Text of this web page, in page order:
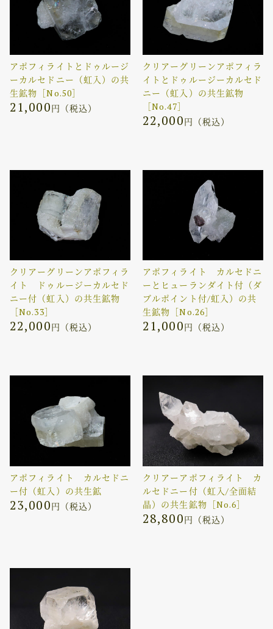
アポフィライトとドゥルージ
ーカルセドニー（虹入）の共
生鉱物［No.50］
21,000円（税込）
クリアーグリーンアポフィラ
イトとドゥルージーカルセド
ニー（虹入）の共生鉱物
［No.47］
22,000円（税込）
クリアーグリーンアポフィラ
イト ドゥルージーカルセド
ニー付（虹入）の共生鉱物
［No.33］
22,000円（税込）
アポフィライト カルセドニ
ーとヒューランダイト付（ダ
ブルポイント付/虹入）の共
生鉱物［No.26］
21,000円（税込）
アポフィライト カルセドニ
ー付（虹入）の共生鉱
23,000円（税込）
クリアーアポフィライト カ
ルセドニー付（虹入/全面結
晶）の共生鉱物［No.6］
28,800円（税込）